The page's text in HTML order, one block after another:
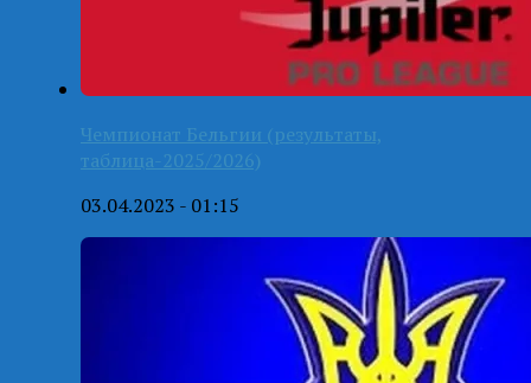
Чемпионат Бельгии (результаты,
таблица-2025/2026)
03.04.2023 - 01:15